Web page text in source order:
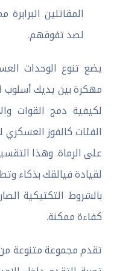
المقاتلين
لصد تفوقهم.
مهكرة بين يديك
لكيفية دمج القوات
الفئات كالفوز
على الرماة. وهذا
لقيادة فيالقك بذكاء
بالشروط التكتيكية
كفاءة ممكنة.
تقدم مجموعة متنوعة